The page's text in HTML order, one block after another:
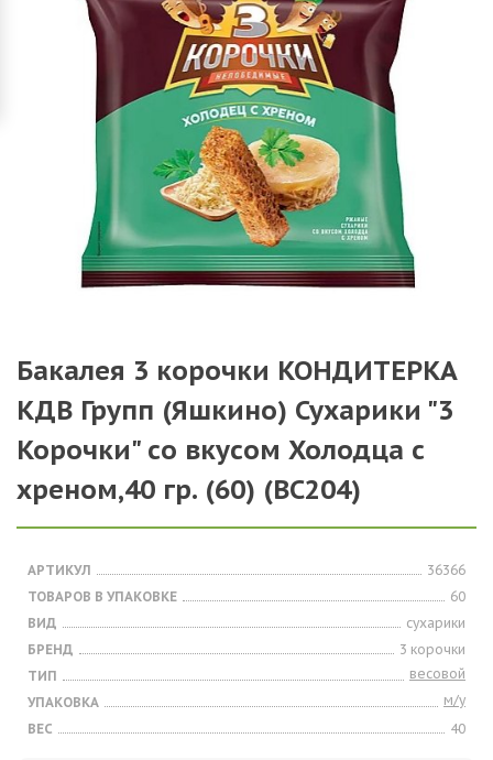
Бакалея 3 корочки КОНДИТЕРКА
КДВ Групп (Яшкино) Сухарики "3
Корочки" со вкусом Холодца с
хреном,40 гр. (60) (ВС204)
АРТИКУЛ
36366
ТОВАРОВ В УПАКОВКЕ
60
ВИД
сухарики
БРЕНД
3 корочки
ТИП
весовой
УПАКОВКА
м/у
ВЕС
40